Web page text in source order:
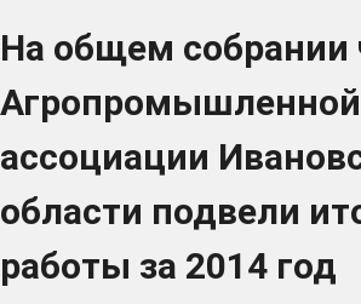
На общем собрании
Агропромышленной
ассоциации
области подвели
работы за 2014 год